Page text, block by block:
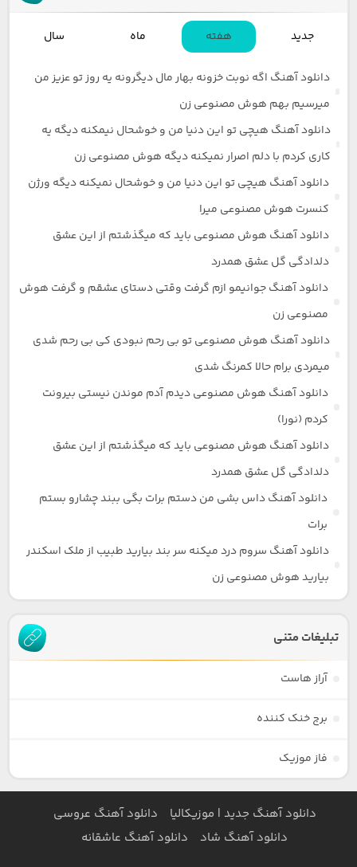
جدید هفته ماه سال
دانلود آهنگ اگه نوبت خزونه بهار مال دیگرونه یه روز تو عزیز من
میرسیم بهم هوش مصنوعی زن
دانلود آهنگ هیچی تو این دنیا من و خوشحال نیمکنه دیگه یه
کاری کردم با دلم اصرار نمیکنه دیگه هوش مصنوعی زن
دانلود آهنگ هیچی تو این دنیا من و خوشحال نمیکنه دیگه ورژن
کنسرت هوش مصنوعی میرا
دانلود آهنگ هوش مصنوعی باید که میگذشتم از این عشق
دلدادگی گل عشق همدرد
دانلود آهنگ جوانیمو ازم گرفت وقتی دستای عشقم و گرفت هوش
مصنوعی زن
دانلود آهنگ هوش مصنوعی تو بی رحم نبودی کی بی رحم شدی
میمردی برام حالا کمرنگ شدی
دانلود آهنگ هوش مصنوعی دیدم آدم موندن نیستی بیرونت
کردم (نورا)
دانلود آهنگ هوش مصنوعی باید که میگذشتم از این عشق
دلدادگی گل عشق همدرد
دانلود آهنگ داس بشی من دستم برات بگی ببند چشارو بستم
برات
دانلود آهنگ سروم درد میکنه سر بند بیارید طبیب از ملک اسکندر
بیارید هوش مصنوعی زن
تبلیغات متنی
آراز هاست
برج خنک کننده
فاز موزیک
دانلود آهنگ جدید | موزیکالیا
دانلود آهنگ عروسی
دانلود آهنگ شاد
دانلود آهنگ عاشقانه